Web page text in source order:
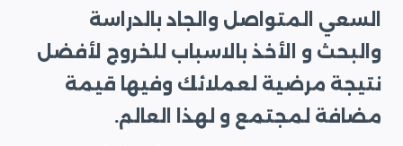
السعي المتواصل والجاد بالدراسة
والبحث و الأخذ بالاسباب للخروج لأفضل
نتيجة مرضية لعملائك وفيها قيمة
مضافة لمجتمع و لهذا العالم.